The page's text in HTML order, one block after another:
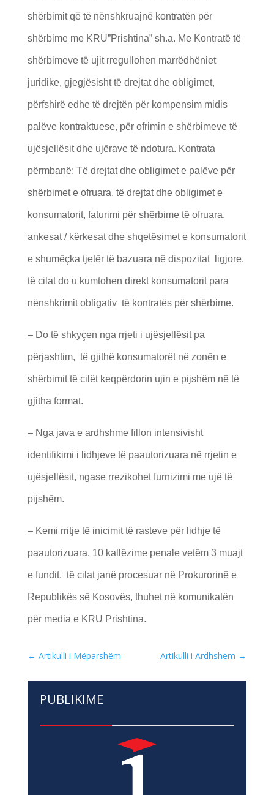
shërbimit që të nënshkruajnë kontratën për
shërbime me KRU”Prishtina” sh.a. Me Kontratë të
shërbimeve të ujit rregullohen marrëdhëniet
juridike, gjegjësisht të drejtat dhe obligimet,
përfshirë edhe të drejtën për kompensim midis
palëve kontraktuese, për ofrimin e shërbimeve të
ujësjellësit dhe ujërave të ndotura. Kontrata
përmbanë: Të drejtat dhe obligimet e palëve për
shërbimet e ofruara, të drejtat dhe obligimet e
konsumatorit, faturimi për shërbime të ofruara,
ankesat / kërkesat dhe shqetësimet e konsumatorit
e shumëçka tjetër të bazuara në dispozitat ligjore,
të cilat do u kumtohen direkt konsumatorit para
nënshkrimit obligativ të kontratës për shërbime.
– Do të shkyçen nga rrjeti i ujësjellësit pa
përjashtim, të gjithë konsumatorët në zonën e
shërbimit të cilët keqpërdorin ujin e pijshëm në të
gjitha format.
– Nga java e ardhshme fillon intensivisht
identifikimi i lidhjeve të paautorizuara në rrjetin e
ujësjellësit, ngase rrezikohet furnizimi me ujë të
pijshëm.
– Kemi rritje të inicimit të rasteve për lidhje të
paautorizuara, 10 kallëzime penale vetëm 3 muajt
e fundit, të cilat janë procesuar në Prokurorinë e
Republikës së Kosovës, thuhet në komunikatën
për media e KRU Prishtina.
← Artikulli i Mëparshëm Artikulli i Ardhshëm →
PUBLIKIME